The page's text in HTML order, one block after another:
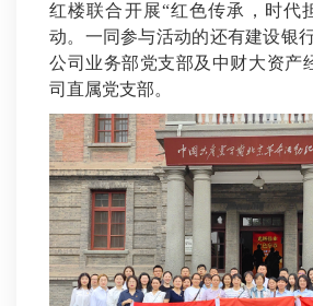
红楼联合开展“红色传承，时代
动。一同参与活动的还有建设银
公司业务部党支部及中财大资产
司直属党支部。